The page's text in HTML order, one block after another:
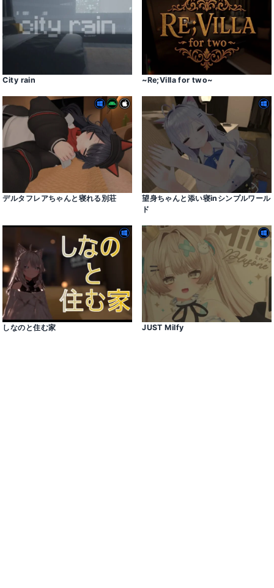
City rain ~Re;Villa for two~
デルタフレアちゃんと寝れる別荘
望身ちゃんと添い寝inシンプルワール
ド
しなのと住む家 JUST Milfy